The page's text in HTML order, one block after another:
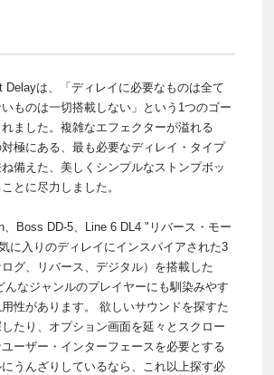
Delayは、「ディレイに必要なものは全て
ものは一切搭載しない」という1つのゴー
ました。複雑なエフェクターが溢れる
極にある、最も必要なディレイ・タイプ
備えた、美しくシンプルなストンプボッ
とに尽力しました。
、Boss DD-5、Line 6 DL4 "リバース・モー
に入りのディレイにインスパイアされた3
グ、リバース、デジタル）を搭載した
んなジャンルのプレイヤーにも馴染みやす
性があります。 欲しいサウンドを探すた
たり、オプション画面を延々とスクロー
ーザー・インターフェースを必要とする
うんざりしているなら、これ以上探す必